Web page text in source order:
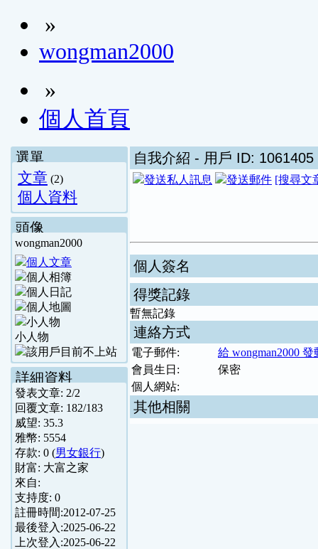
»
wongman2000
»
個人首頁
選單
文章 (2)
個人資料
頭像
wongman2000
小人物
詳細資料
發表文章: 2/2
回覆文章: 182/183
威望: 35.3
雅幣: 5554
存款: 0 (男女銀行)
財富: 大富之家
來自:
支持度: 0
註冊時間:2012-07-25
最後登入:2025-06-22
上次登入:2025-06-22
自我介紹 - 用戶 ID: 1061405
[搜尋文
個人簽名
得獎記錄
暫無記錄
連絡方式
電子郵件:
給 wongman2000 發
會員生日:
保密
個人網站:
其他相關